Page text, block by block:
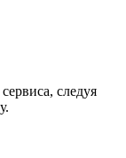
следуя